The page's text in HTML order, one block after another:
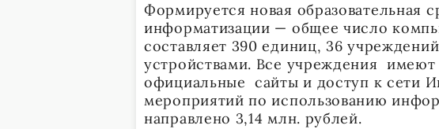
Формируется новая образовательная
информатизации — общее число
составляет 390 единиц, 36
устройствами. Все учреждения
официальные сайты и доступ к сети
мероприятий по использованию
направлено 3,14 млн. рублей.